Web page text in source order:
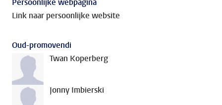
Link naar persoonlijke website
Oud-promovendi
Twan Koperberg
Jonny Imbierski